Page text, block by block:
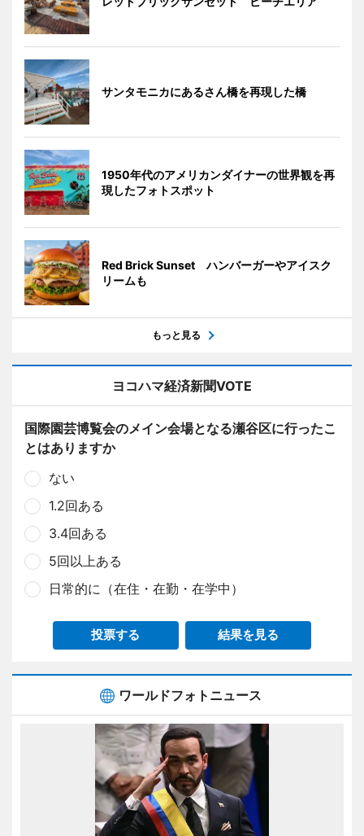
サンタモニカにあるさん橋を再現した橋
1950年代のアメリカンダイナーの世界観を再
現したフォトスポット
Red Brick Sunset ハンバーガーやアイスク
リームも
もっと見る
ヨコハマ経済新聞VOTE
国際園芸博覧会のメイン会場となる瀬谷区に行ったこ
とはありますか
ない
1.2回ある
3.4回ある
5回以上ある
日常的に（在住・在勤・在学中）
投票する 結果を見る
ワールドフォトニュース